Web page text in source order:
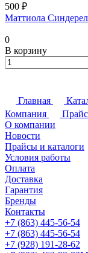
500 ₽
Маттиола
0
В корзину
Главная
Компания
О компании
Новости
Прайсы и каталоги
Условия работы
Оплата
Доставка
Гарантия
Бренды
Контакты
+7 (863) 445-56-54
+7 (863) 445-56-54
+7 (928) 191-28-62